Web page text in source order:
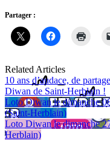
Partager :
Related Articles
10 ans d’audace, de
Diwan de Saint-Herblain !
Loto Diwan le dimanche
(Saint-Herblain)
Loto Diwan le dimanche
Herblain)